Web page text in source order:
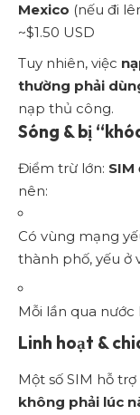
Mexico (nếu đi
~$1.50 USD
Tuy nhiên, việc
thường phải
nạp thủ công.
Sóng & bị
Điểm trừ lớn:
nên:
Có vùng mạng
thành phố, yếu ở
Mỗi lần qua nước
Linh hoạt &
Một số SIM hỗ
không phải lúc